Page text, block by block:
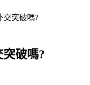
交突破嗎?
破嗎?